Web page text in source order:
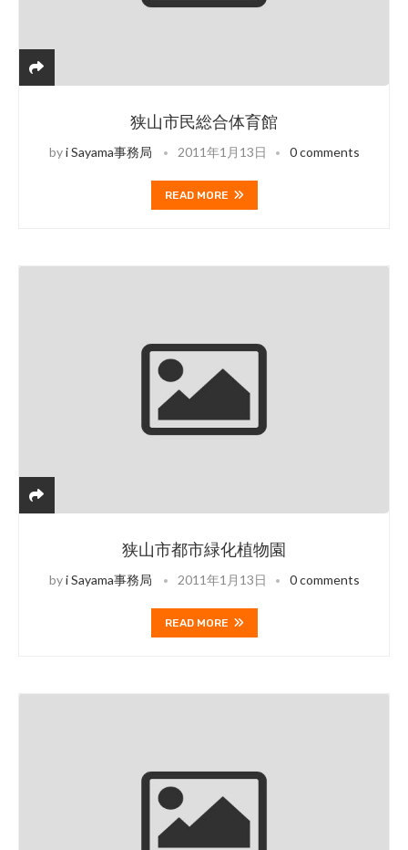
狭山市民総合体育館
byi Sayama事務局 2011年1月13日 0 comments
READ MORE
狭山市都市緑化植物園
byi Sayama事務局 2011年1月13日 0 comments
READ MORE